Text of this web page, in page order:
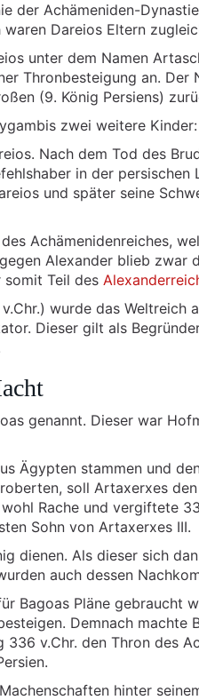
der Achämeniden-
Dareios Eltern
unter dem Namen
Thronbesteigung an. Der
(9. König Persiens)
zwei weitere Kinder:
Nach dem Tod des
in der persischen
und später seine
Achämenidenreiches,
Alexander blieb zwar
somit Teil des
wurde das Weltreich
Dieser gilt als
genannt. Dieser war
Ägypten stammen und
soll Artaxerxes
Rache und vergiftete
Sohn von Artaxerxes III.
dienen. Als dieser sich
auch dessen
Bagoas Pläne gebraucht
Demnach machte
v.Chr. den Thron des
hinter